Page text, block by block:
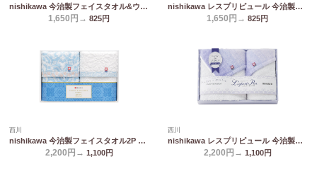
nishikawa 今治製フェイスタオル&ウォッシュタオル TT89150505
1,650円→ 825円
nishikawa レスプリピュール 今治製ウォッシュタオル2P TT82153507
1,650円→ 825円
西川
nishikawa 今治製フェイスタオル2P TT89200505
2,200円→ 1,100円
西川
nishikawa レスプリピュール 今治製フェイスタオル&ウォッシュタオル TT82203507
2,200円→ 1,100円